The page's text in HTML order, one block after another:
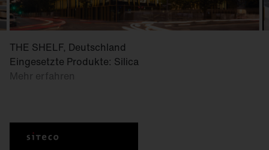
THE SHELF, Deutschland
Eingesetzte Produkte: Silica
Mehr erfahren